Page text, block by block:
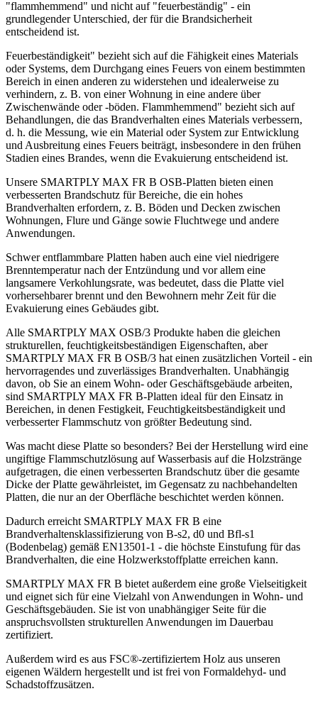
"flammhemmend" und nicht auf "feuerbeständig" - ein
grundlegender Unterschied, der für die Brandsicherheit
entscheidend ist.
Feuerbeständigkeit" bezieht sich auf die Fähigkeit eines Materials
oder Systems, dem Durchgang eines Feuers von einem bestimmten
Bereich in einen anderen zu widerstehen und idealerweise zu
verhindern, z. B. von einer Wohnung in eine andere über
Zwischenwände oder -böden. Flammhemmend" bezieht sich auf
Behandlungen, die das Brandverhalten eines Materials verbessern,
d. h. die Messung, wie ein Material oder System zur Entwicklung
und Ausbreitung eines Feuers beiträgt, insbesondere in den frühen
Stadien eines Brandes, wenn die Evakuierung entscheidend ist.
Unsere SMARTPLY MAX FR B OSB-Platten bieten einen
verbesserten Brandschutz für Bereiche, die ein hohes
Brandverhalten erfordern, z. B. Böden und Decken zwischen
Wohnungen, Flure und Gänge sowie Fluchtwege und andere
Anwendungen.
Schwer entflammbare Platten haben auch eine viel niedrigere
Brenntemperatur nach der Entzündung und vor allem eine
langsamere Verkohlungsrate, was bedeutet, dass die Platte viel
vorhersehbarer brennt und den Bewohnern mehr Zeit für die
Evakuierung eines Gebäudes gibt.
Alle SMARTPLY MAX OSB/3 Produkte haben die gleichen
strukturellen, feuchtigkeitsbeständigen Eigenschaften, aber
SMARTPLY MAX FR B OSB/3 hat einen zusätzlichen Vorteil - ein
hervorragendes und zuverlässiges Brandverhalten. Unabhängig
davon, ob Sie an einem Wohn- oder Geschäftsgebäude arbeiten,
sind SMARTPLY MAX FR B-Platten ideal für den Einsatz in
Bereichen, in denen Festigkeit, Feuchtigkeitsbeständigkeit und
verbesserter Flammschutz von größter Bedeutung sind.
Was macht diese Platte so besonders? Bei der Herstellung wird eine
ungiftige Flammschutzlösung auf Wasserbasis auf die Holzstränge
aufgetragen, die einen verbesserten Brandschutz über die gesamte
Dicke der Platte gewährleistet, im Gegensatz zu nachbehandelten
Platten, die nur an der Oberfläche beschichtet werden können.
Dadurch erreicht SMARTPLY MAX FR B eine
Brandverhaltensklassifizierung von B-s2, d0 und Bfl-s1
(Bodenbelag) gemäß EN13501-1 - die höchste Einstufung für das
Brandverhalten, die eine Holzwerkstoffplatte erreichen kann.
SMARTPLY MAX FR B bietet außerdem eine große Vielseitigkeit
und eignet sich für eine Vielzahl von Anwendungen in Wohn- und
Geschäftsgebäuden. Sie ist von unabhängiger Seite für die
anspruchsvollsten strukturellen Anwendungen im Dauerbau
zertifiziert.
Außerdem wird es aus FSC®-zertifiziertem Holz aus unseren
eigenen Wäldern hergestellt und ist frei von Formaldehyd- und
Schadstoffzusätzen.